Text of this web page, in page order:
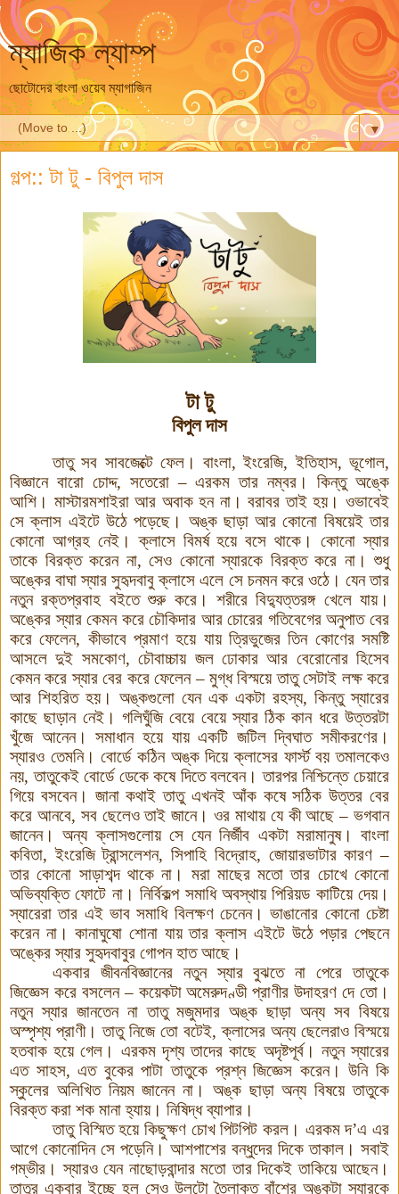
ম্যাজিক ল্যাম্প
ছোটোদের বাংলা ওয়েব ম্যাগাজিন
▼
গল্প:: টা টু - বিপুল দাস
টা টু
বিপুল দাস
তাতু সব সাবজেক্টে ফেল। বাংলা, ইংরেজি, ইতিহাস, ভূগোল,
বিজ্ঞানে বারো চোদ্দ, সতেরো – এরকম তার নম্বর। কিন্তু অঙ্কে
আশি। মাস্টারমশাইরা আর অবাক হন না। বরাবর তাই হয়। ওভাবেই
সে ক্লাস এইটে উঠে পড়েছে। অঙ্ক ছাড়া আর কোনো বিষয়েই তার
কোনো আগ্রহ নেই। ক্লাসে বিমর্ষ হয়ে বসে থাকে। কোনো স্যার
তাকে বিরক্ত করেন না, সেও কোনো স্যারকে বিরক্ত করে না। শুধু
অঙ্কের বাঘা স্যার সুহৃদবাবু ক্লাসে এলে সে চনমন করে ওঠে। যেন তার
নতুন রক্তপ্রবাহ বইতে শুরু করে। শরীরে বিদ্যুত্তরঙ্গ খেলে যায়।
অঙ্কের স্যার কেমন করে চৌকিদার আর চোরের গতিবেগের অনুপাত বের
করে ফেলেন, কীভাবে প্রমাণ হয়ে যায় ত্রিভুজের তিন কোণের সমষ্টি
আসলে দুই সমকোণ, চৌবাচ্চায় জল ঢোকার আর বেরোনোর হিসেব
কেমন করে স্যার বের করে ফেলেন – মুগ্ধ বিস্ময়ে তাতু সেটাই লক্ষ করে
আর শিহরিত হয়। অঙ্কগুলো যেন এক একটা রহস্য, কিন্তু স্যারের
কাছে ছাড়ান নেই। গলিঘুঁজি বেয়ে বেয়ে স্যার ঠিক কান ধরে উত্তরটা
খুঁজে আনেন। সমাধান হয়ে যায় একটি জটিল দ্বিঘাত সমীকরণের।
স্যারও তেমনি। বোর্ডে কঠিন অঙ্ক দিয়ে ক্লাসের ফার্স্ট বয় তমালকেও
নয়, তাতুকেই বোর্ডে ডেকে কষে দিতে বলবেন। তারপর নিশ্চিন্তে চেয়ারে
গিয়ে বসবেন। জানা কথাই তাতু এখনই আঁক কষে সঠিক উত্তর বের
করে আনবে, সব ছেলেও তাই জানে।ওর মাথায় যে কী আছে – ভগবান
জানেন। অন্য ক্লাসগুলোয় সে যেন নির্জীব একটা মরামানুষ। বাংলা
কবিতা, ইংরেজি ট্রান্সলেশন, সিপাহি বিদ্রোহ, জোয়ারভাটার কারণ –
তার কোনো সাড়াশব্দ থাকে না। মরা মাছের মতো তার চোখে কোনো
অভিব্যক্তি ফোটে না। নির্বিকল্প সমাধি অবস্থায় পিরিয়ড কাটিয়ে দেয়।
স্যারেরা তার এই ভাব সমাধি বিলক্ষণ চেনেন। ভাঙানোর কোনো চেষ্টা
করেন না। কানাঘুষো শোনা যায় তার ক্লাস এইটে উঠে পড়ার পেছনে
অঙ্কের স্যার সুহৃদবাবুর গোপন হাত আছে।
একবার জীবনবিজ্ঞানের নতুন স্যার বুঝতে না পেরে তাতুকে
জিজ্ঞেস করে বসলেন – কয়েকটা অমেরুদণ্ডী প্রাণীর উদাহরণ দে তো।
নতুন স্যার জানতেন না তাতু মজুমদার অঙ্ক ছাড়া অন্য সব বিষয়ে
অস্পৃশ্য প্রাণী। তাতু নিজে তো বটেই, ক্লাসের অন্য ছেলেরাও বিস্ময়ে
হতবাক হয়ে গেল। এরকম দৃশ্য তাদের কাছে অদৃষ্টপূর্ব। নতুন স্যারের
এত সাহস, এত বুকের পাটা তাতুকে প্রশ্ন জিজ্ঞেস করেন। উনি কি
স্কুলের অলিখিত নিয়ম জানেন না। অঙ্ক ছাড়া অন্য বিষয়ে তাতুকে
বিরক্ত করা শক মানা হ্যায়। নিষিদ্ধ ব্যাপার।
তাতু বিস্মিত হয়ে কিছুক্ষণ চোখ পিটপিট করল। এরকম দ’এ এর
আগে কোনোদিন সে পড়েনি। আশপাশের বন্ধুদের দিকে তাকাল। সবাই
গম্ভীর। স্যারও যেন নাছোড়বান্দার মতো তার দিকেই তাকিয়ে আছেন।
তাতুর একবার ইচ্ছে হল সেও উলটো তৈলাক্ত বাঁশের অঙ্কটা স্যারকে